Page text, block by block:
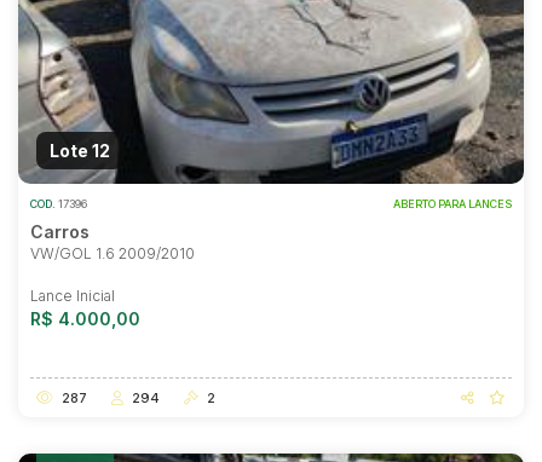
Lote 12
COD. 17396 ABERTO PARA LANCES
Carros
VW/GOL 1.6 2009/2010
Lance Inicial
R$ 4.000,00
287 294 2